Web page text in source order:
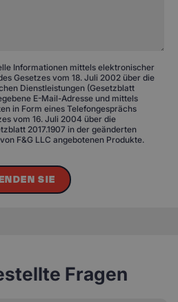
Informationen mittels elektronischer
Gesetzes vom 18. Juli 2002 über die
Dienstleistungen (Gesetzblatt
E-Mail-Adresse und mittels
in Form eines Telefongesprächs
vom 16. Juli 2004 über die
2017.1907 in der geänderten
F&G LLC angebotenen Produkte.
SIE
Fragen